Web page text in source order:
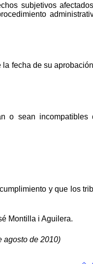
subjetivos
fecha de su
o sean incompatibles
y que los
Montilla i Aguilera.
agosto de 2010)